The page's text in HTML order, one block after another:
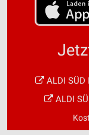
ALDI
ALDI